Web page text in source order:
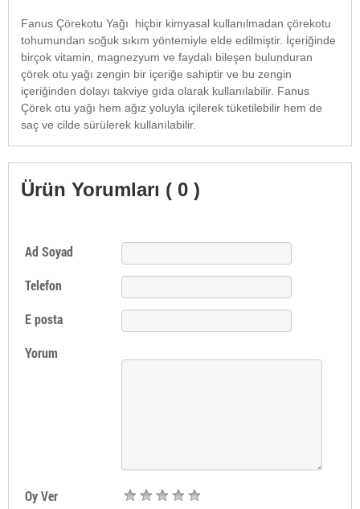
Fanus Çörekotu Yağı hiçbir kimyasal kullanılmadan çörekotu
tohumundan soğuk sıkım yöntemiyle elde edilmiştir. İçeriğinde
birçok vitamin, magnezyum ve faydalı bileşen bulunduran
çörek otu yağı zengin bir içeriğe sahiptir ve bu zengin
içeriğinden dolayı takviye gıda olarak kullanılabilir. Fanus
Çörek otu yağı hem ağız yoluyla içilerek tüketilebilir hem de
saç ve cilde sürülerek kullanılabilir.
Ürün Yorumları ( 0 )
Ad Soyad
Telefon
E posta
Yorum
Oy Ver